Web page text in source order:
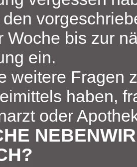
Woche bis zur
ein.
weitere Fragen
haben,
oder